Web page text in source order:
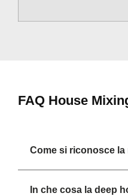
FAQ House
Come si riconosce
In che cosa la deep